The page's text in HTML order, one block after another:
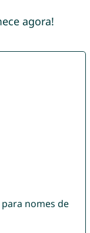
agora!
nomes de